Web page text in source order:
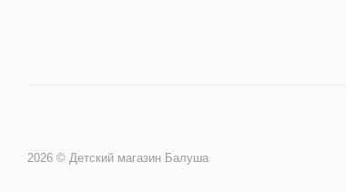
2026 © Детский магазин Балуша